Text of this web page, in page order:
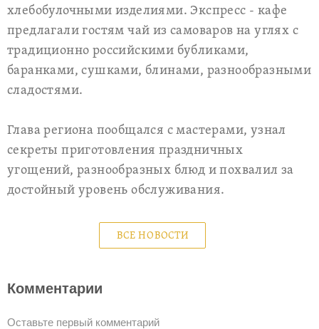
хлебобулочными изделиями. Экспресс - кафе
предлагали гостям чай из самоваров на углях с
традиционно российскими бубликами,
баранками, сушками, блинами, разнообразными
сладостями.
Глава региона пообщался с мастерами, узнал
секреты приготовления праздничных
угощений, разнообразных блюд и похвалил за
достойный уровень обслуживания.
ВСЕ НОВОСТИ
Комментарии
Оставьте первый комментарий